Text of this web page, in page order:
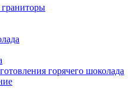
горячего шоколада